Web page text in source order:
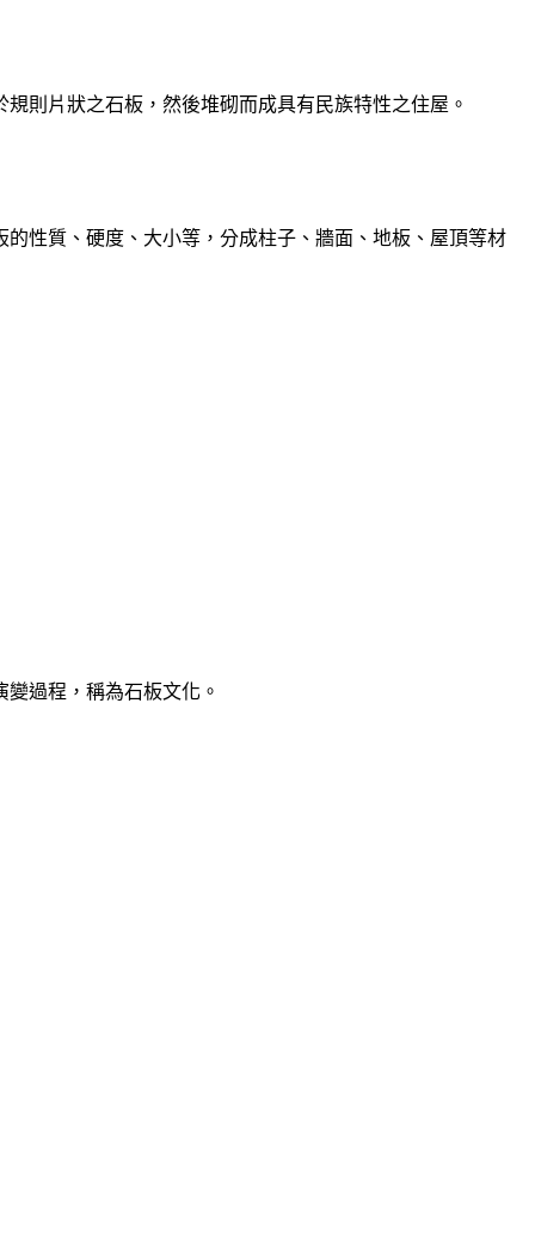
則片狀之石板，然後堆砌而成具有民族特性之住屋。
性質、硬度、大小等，分成柱子、牆面、地板、屋頂等材
過程，稱為石板文化。